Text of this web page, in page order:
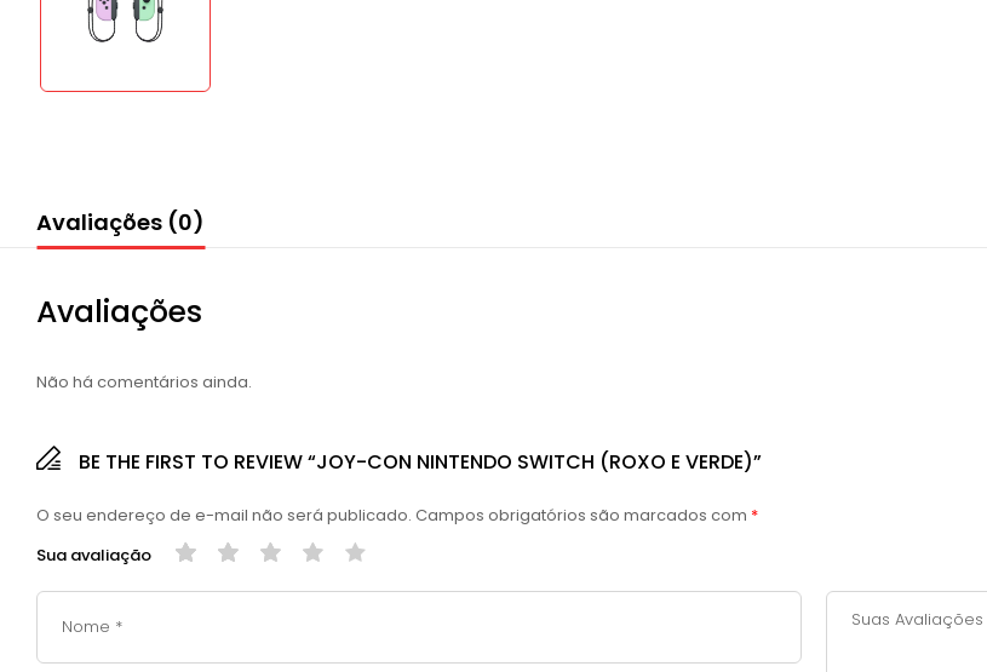
Avaliações (0)
Avaliações
Não há comentários ainda.
BE THE FIRST TO REVIEW “JOY-CON NINTENDO SWITCH (ROXO E VERDE)”
O seu endereço de e-mail não será publicado. Campos obrigatórios são marcados com *
Sua avaliação